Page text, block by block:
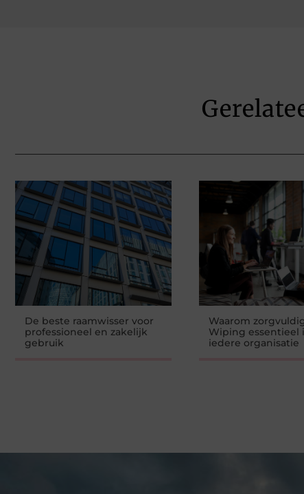
De beste raamwisser voor
professioneel en zakelijk
gebruik
Waarom
Wiping essentieel
iedere organisatie